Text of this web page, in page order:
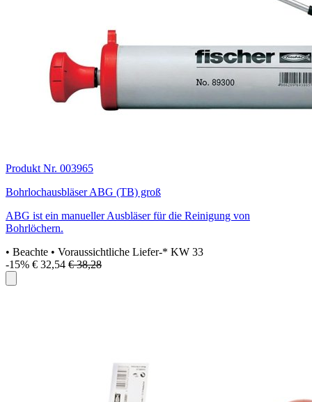
Produkt Nr. 003965
Bohrlochausbläser ABG (TB) groß
ABG ist ein manueller Ausbläser für die Reinigung von
Bohrlöchern.
• Beachte • Voraussichtliche Liefer-* KW 33
-15% € 32,54 € 38,28